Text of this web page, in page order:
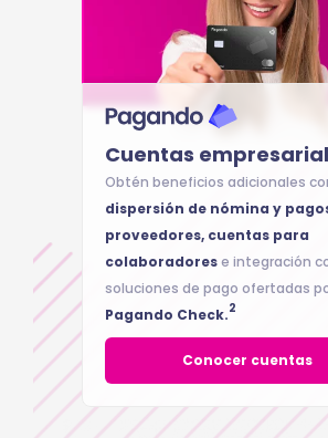
Cuentas
Obtén beneficios adicionales
dispersión de nómina y
proveedores, cuentas para
colaboradorese integración
soluciones de pago ofertadas
Pagando Check.2
Conocer cuentas